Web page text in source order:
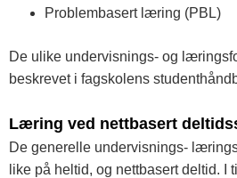
Problembasert læring (PBL)
De ulike undervisnings- og
beskrevet i fagskolens
Læring ved nettbasert
De generelle undervisnings-
like på heltid, og nettbasert deltid. I